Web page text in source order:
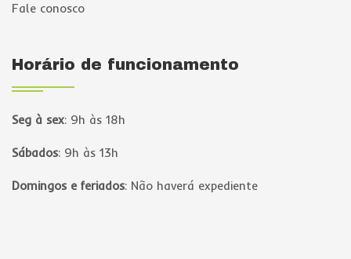
Fale conosco
Horário de funcionamento
Seg à sex: 9h às 18h
Sábados: 9h às 13h
Domingos e feriados: Não haverá expediente